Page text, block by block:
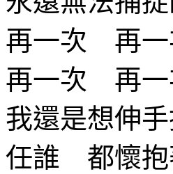
再一次 再一
再一次 再一
我還是想伸
任誰 都懷抱